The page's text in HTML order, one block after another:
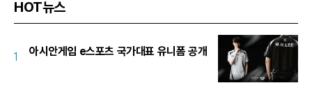
HOT뉴스
1 아시안게임 e스포츠 국가대표 유니폼 공개